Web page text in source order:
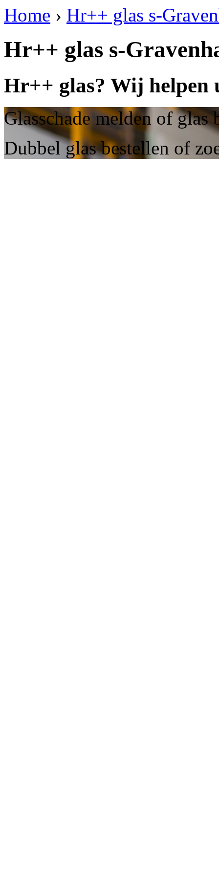
Home › Hr++ glas s-
Hr++ glas s-
Hr++ glas? Wij helpen
Glasschade melden of glas
Dubbel glas bestellen of